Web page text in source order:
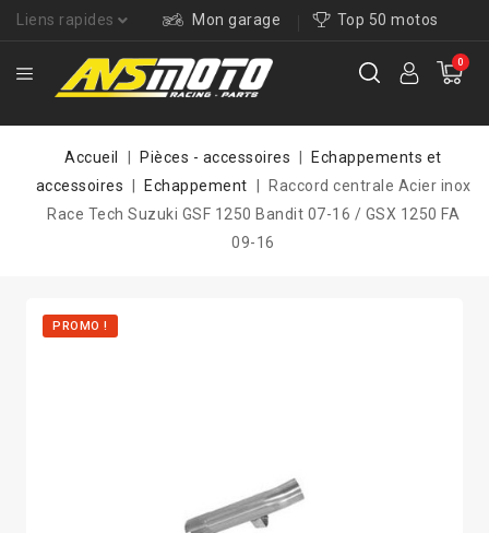
Liens rapides Mon garage Top 50 motos
0
Accueil Pièces - accessoires
Echappements et
accessoires
Echappement
Raccord centrale Acier inox
Race Tech Suzuki GSF 1250 Bandit 07-16 / GSX 1250 FA
09-16
PROMO !